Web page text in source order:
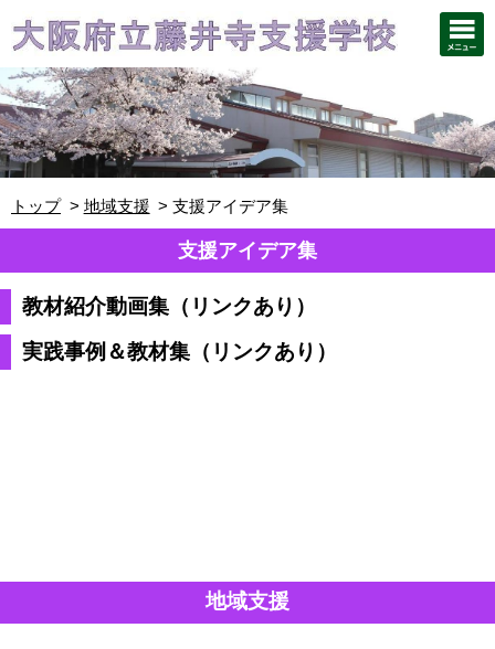
トップ 地域支援 支援アイデア集
支援アイデア集
教材紹介動画集 （リンクあり）
実践事例＆教材集 （リンクあり）
地域支援